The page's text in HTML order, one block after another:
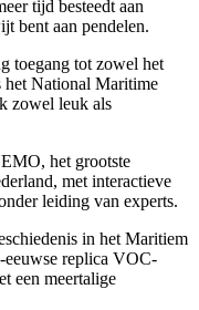
tijd besteedt aan
bent aan pendelen.
toegang tot zowel het
National Maritime
zowel leuk als
het grootste
met interactieve
leiding van experts.
in het Maritiem
eeuwse replica VOC-
een meertalige